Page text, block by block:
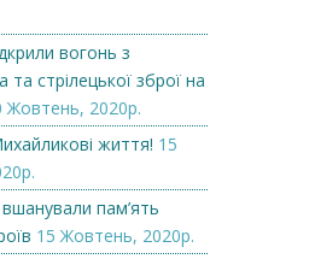
вогонь з
та стрілецької зброї на
Жовтень, 2020р.
життя! 15
пам’ять
15 Жовтень, 2020р.